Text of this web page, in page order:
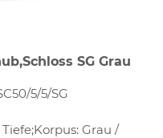
SG Grau
5/5/SG
Grau /